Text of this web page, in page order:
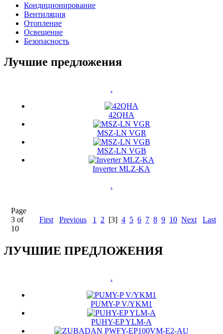
Кондиционирование
Вентиляция
Отоплениe
Oсвещениe
Безопасность
Лучшие предложения
.
42QHA
MSZ-LN VGR
MSZ-LN VGB
Inverter MLZ-KA
.
Page
3 of
10
First Previous 1 2 [3] 4 5 6 7 8 9 10 Next Last
ЛУЧШИЕ ПРЕДЛОЖЕНИЯ
.
PUMY-P V/YKM1
PUHY-EP YLM-A